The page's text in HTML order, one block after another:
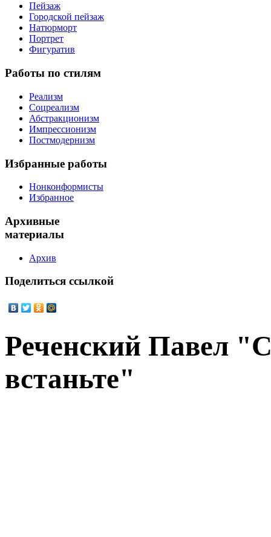
Пейзаж
Городской пейзаж
Натюрморт
Портрет
Фигуратив
Работы по стилям
Реализм
Соцреализм
Абстракционизм
Импрессионизм
Постмодернизм
Избранные работы
Нонконформисты
Избранное
Архивные
материалы
Архив
Поделиться ссылкой
Реченский Павел
встаньте"